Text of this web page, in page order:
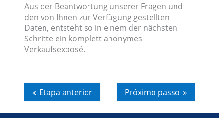
Aus der Beant­wor­tung unserer Fragen und
den von Ihnen zur Verfü­gung gestell­ten
Daten, entsteht so in einem der nächs­ten
Schrit­te ein komplett anony­mes
Verkaufsexposé.
Próxi­mo passo
Etapa anterior